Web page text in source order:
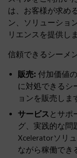
は、お客様が求め
ン、ソリューショ
リエンスを提供し
信頼できるシーメ
販売: 付加価値
に対処できるシ
ョンを販売しま
サービス とサポ
グ、実践的な問
Xceleratorソリ
ながら稼働でき